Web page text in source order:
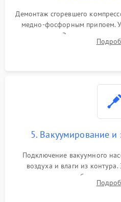
Демонтаж сгоревшего
медно-фосфорным припоем.
осушителя. Замена
сломанных заслонок или
5. Вакуумирование
Подключение вакуумного
воздуха и влаги из
дозированным объемом
электронным весам. Контроль